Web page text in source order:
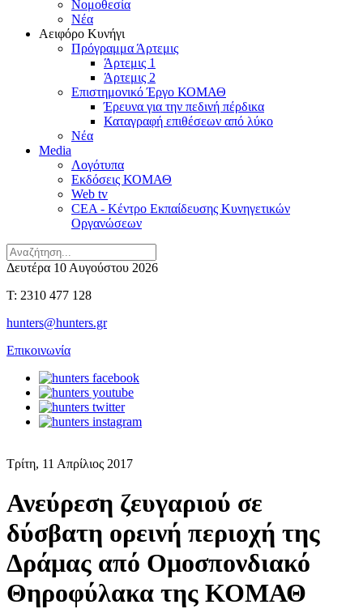
Νομοθεσία
Νέα
Αειφόρο Κυνήγι
Πρόγραμμα Άρτεμις
Άρτεμις 1
Άρτεμις 2
Επιστημονικό Έργο ΚΟΜΑΘ
Έρευνα για την πεδινή πέρδικα
Καταγραφή επιθέσεων από λύκο
Νέα
Media
Λογότυπα
Εκδόσεις ΚΟΜΑΘ
Web tv
CEA - Κέντρο Εκπαίδευσης Κυνηγετικών
Οργανώσεων
Δευτέρα 10 Αυγούστου 2026
T: 2310 477 128
hunters@hunters.gr
Επικοινωνία
Τρίτη, 11 Απρίλιος 2017
Ανεύρεση ζευγαριού σε
δύσβατη ορεινή περιοχή της
Δράμας από Ομοσπονδιακό
Θηροφύλακα της ΚΟΜΑΘ